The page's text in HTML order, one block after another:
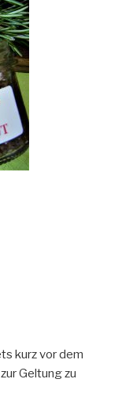
kurz vor dem
Geltung zu